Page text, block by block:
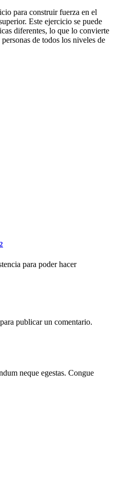
para construir fuerza en el
Este ejercicio se puede
diferentes, lo que lo convierte
de todos los niveles de
para poder hacer
para publicar un comentario.
neque egestas. Congue